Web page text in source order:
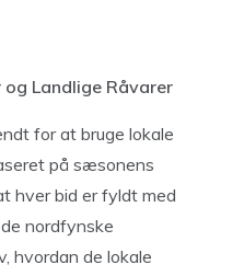
Landlige Råvarer
for at bruge lokale
på sæsonens
hver bid er fyldt med
nordfynske
hvordan de lokale